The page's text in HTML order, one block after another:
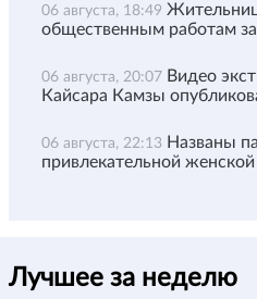
06 августа, 18:49
общественным работам
06 августа, 20:07 Видео
Кайсара Камзы
06 августа, 22:13 Названы
привлекательной
Лучшее за неделю